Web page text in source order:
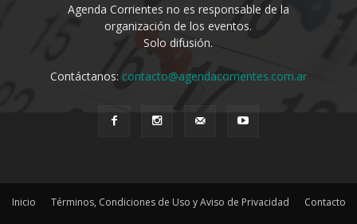
Agenda Corrientes no es responsable de la
organización de los eventos.
Solo difusión.
Contáctanos: contacto@agendacorrientes.com.ar
Inicio Términos, Condiciones de Uso y Aviso de Privacidad
Contacto